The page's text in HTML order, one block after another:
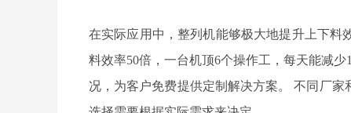
在实际应用中，整列机能够极大地提升上下料
料效率50倍，一台机顶6个操作工，每天能减
况，为客户免费提供定制解决方案。
不同厂家